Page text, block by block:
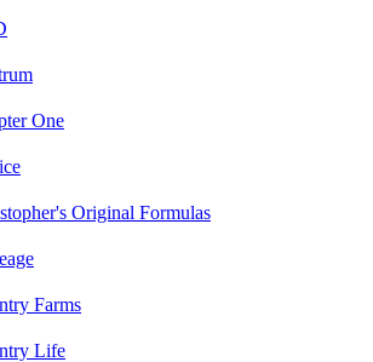
One
Original Formulas
Farms
Life